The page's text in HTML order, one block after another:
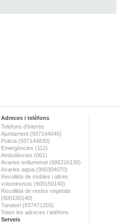
Adreces i telèfons
Telèfons d'interès
Ajuntament (937144040)
Policia (937144830)
Emergències (112)
Ambulàncies (061)
Avaries enllumenat (686216138)
Avaries aigua (900304070)
Recollida de mobles i altres
voluminosos (900150140)
Recollida de restes vegetals
(900150140)
Tanatori (937471203)
Totes les adreces i telèfons
Serveis